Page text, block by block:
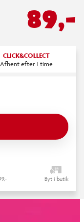
89,-
CLICK&COLLECT
Afhent efter 1 time
Byt i butik